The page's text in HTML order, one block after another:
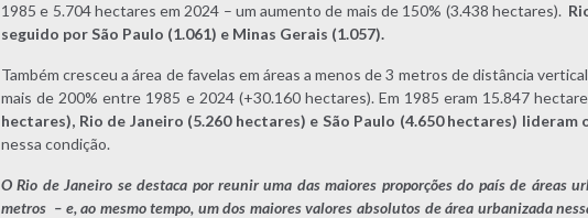
1985 e 5.704 hectares em 2024 – um aumento de mais de 150% (3.438 hectares).
seguido por São Paulo (1.061) e Minas Gerais (1.057).
Também cresceu a área de favelas em áreas a menos de 3 metros de distância
mais de 200% entre 1985 e 2024 (+30.160 hectares). Em 1985 eram 15.847
hectares), Rio de Janeiro (5.260 hectares) e São Paulo (4.650 hectares) lideram
nessa condição.
O Rio de Janeiro se destaca por reunir uma das maiores proporções do país de áreas
metros – e, ao mesmo tempo, um dos maiores valores absolutos de área urbanizada